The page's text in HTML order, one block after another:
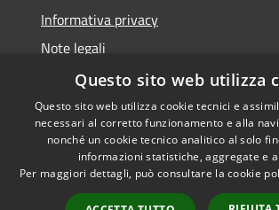
Informativa privacy
Note legali
Dichiarazione di accessibilità
RSS
Accessibilità
Copyright
Questo sito web utilizza
Questo sito web utilizza cookie tecnici e
necessari al corretto funzionamento e alla
nonché un cookie tecnico analitico al solo
informazioni statistiche, aggregate e
Per maggiori dettagli, può consultare la cookie